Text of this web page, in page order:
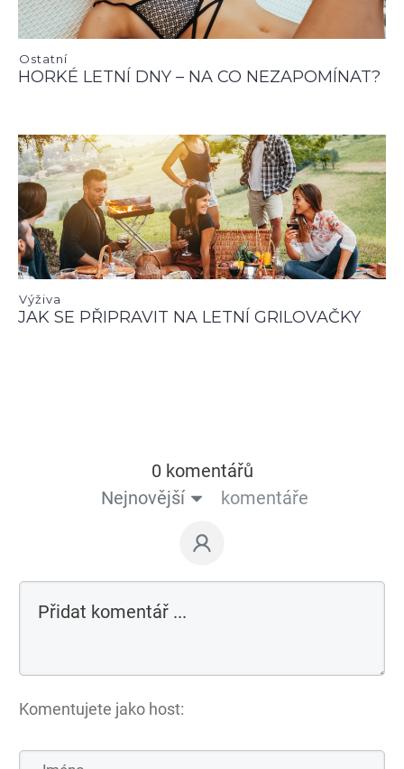
Ostatní
HORKÉ LETNÍ DNY – NA CO NEZAPOMÍNAT?
Výživa
JAK SE PŘIPRAVIT NA LETNÍ GRILOVAČKY
0 komentářů
Nejnovější
komentáře
Komentujete jako host: